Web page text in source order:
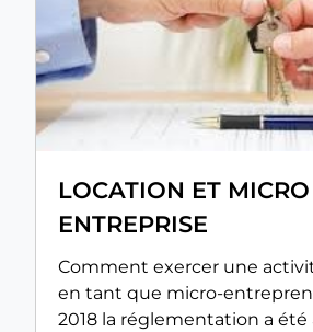
LOCATION ET MICRO
ENTREPRISE
Comment exercer une
en tant que micro-
2018 la réglementation a été